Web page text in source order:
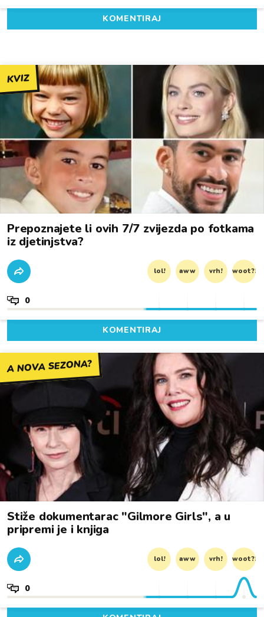
KOMENTIRAJ
KVIZ
Prepoznajete li ovih 7/7 zvijezda po fotkama
iz djetinjstva?
lol! aww vrh! woot?!
0
KOMENTIRAJ
A NOVA SEZONA?
Stiže dokumentarac "Gilmore Girls", a u
pripremi je i knjiga
lol! aww vrh! woot?!
0